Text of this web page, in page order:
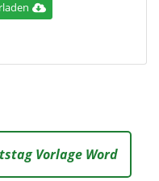
Vorlage Word